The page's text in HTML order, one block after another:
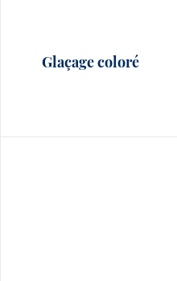
Glaçage coloré